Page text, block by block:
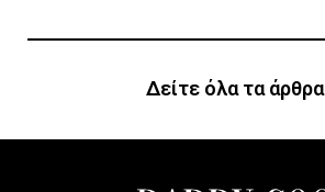
Δείτε όλα τα άρθρα